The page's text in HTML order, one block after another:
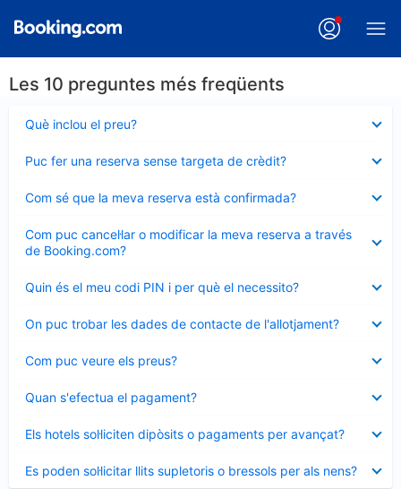
Les 10 preguntes més freqüents
Què inclou el preu?
tancat
Puc fer una reserva sense targeta de crèdit?
tancat
Com sé que la meva reserva està confirmada?
tancat
Com puc cancel·lar o modificar la meva reserva a través
de Booking.com?
tancat
Quin és el meu codi PIN i per què el necessito?
tancat
On puc trobar les dades de contacte de l'allotjament?
tancat
Com puc veure els preus?
tancat
Quan s'efectua el pagament?
tancat
Els hotels sol·liciten dipòsits o pagaments per avançat?
tancat
Es poden sol·licitar llits supletoris o bressols per als nens?
tancat